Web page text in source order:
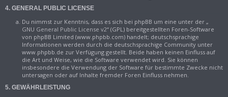
4. GENERAL PUBLIC LICENSE
Du nimmst zur Kenntnis, dass es sich bei phpBB um eine unter der „
GNU General Public License v2“ (GPL) bereitgestellten Foren-Software
von phpBB Limited (www.phpbb.com) handelt; deutschsprachige
Informationen werden durch die deutschsprachige Community unter
www.phpbb.de zur Verfügung gestellt. Beide haben keinen Einfluss auf
die Art und Weise, wie die Software verwendet wird. Sie können
insbesondere die Verwendung der Software für bestimmte Zwecke nicht
untersagen oder auf Inhalte fremder Foren Einfluss nehmen.
5. GEWÄHRLEISTUNG